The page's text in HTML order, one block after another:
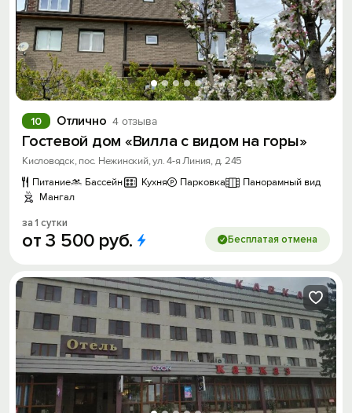
Отлично 4 отзыва
10
Гостевой дом «Вилла с видом на горы»
Кисловодск, пос. Нежинский, ул. 4-я Линия, д. 245
Питание
Бассейн Кухня Парковка
Панорамный вид
Мангал
за 1 сутки
от3 500 руб. Бесплатая отмена